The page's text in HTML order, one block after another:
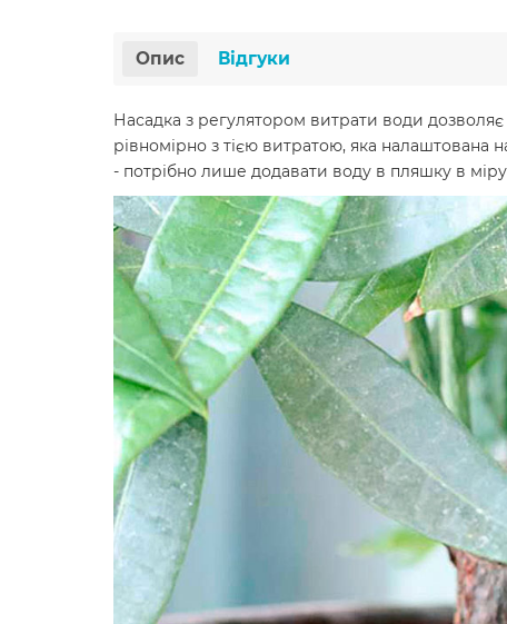
Опис Відгуки
Насадка з регулятором витрати води
рівномірно з тією витратою, яка налаштована
- потрібно лише додавати воду в пляшку в міру